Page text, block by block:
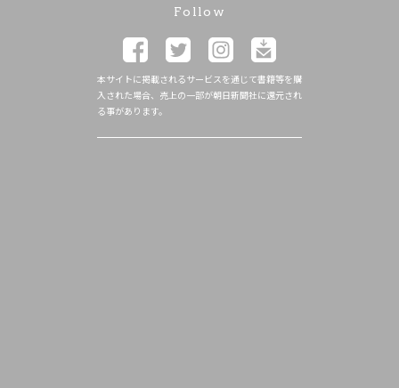
Follow
本サイトに掲載されるサービスを通じて書籍等を購
入された場合、売上の一部が朝日新聞社に還元され
る事があります。